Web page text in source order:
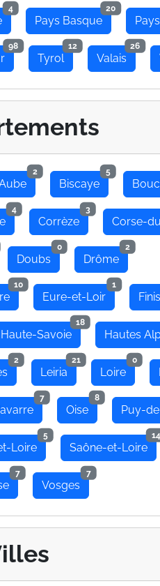
4
Pays Basque
20
98
Tyrol
12
Valais
26
2
Biscaye
5
4
Corrèze
3
Corse-
Doubs
0
Drôme
2
10
Eure-et-Loir
1
Haute-Savoie
18
Hautes
2
Leiria
21
Loire
0
7
Oise
8
Puy-
Loire
5
Saône-et-Loire
14
7
Vosges
7